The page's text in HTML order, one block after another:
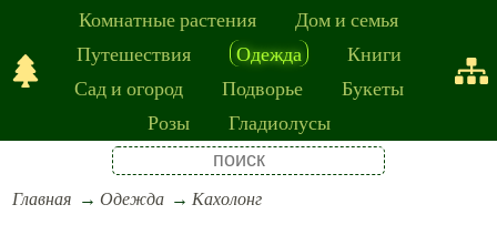
Комнатные растения
Дом и семья
Путешествия
Одежда
Книги
Сад и огород
Подворье
Букеты
Розы
Гладиолусы
Главная Одежда Кахолонг